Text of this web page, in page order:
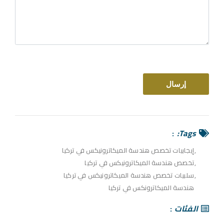
Tags:
إيجابيات تخصص هندسة الميكاترونيكس في تركيا
تخصص هندسة الميكاترونيكس في تركيا
سلبيات تخصص هندسة الميكاترونيكس في تركيا
هندسة الميكاترونكس في تركيا
الفئات